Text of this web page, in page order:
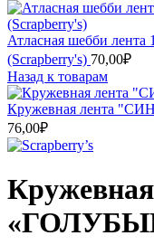
Атласная шебби
(Scrapberry's) 70,00₽
Назад к товарам
Кружевная лента
76,00₽